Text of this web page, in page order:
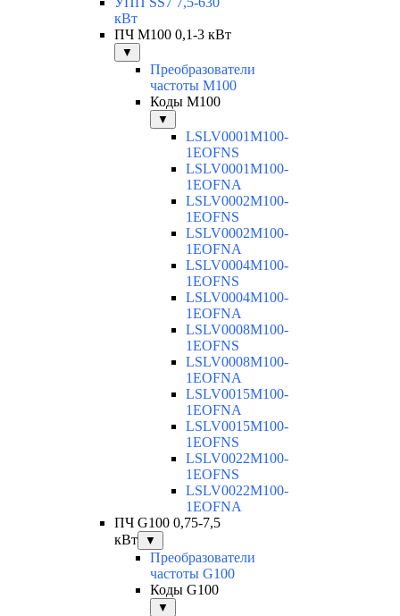
кВт
ПЧ M100 0,1-3 кВт
▼
Преобразователи
частоты M100
Коды M100
▼
LSLV0001M100-
1EOFNS
LSLV0001M100-
1EOFNA
LSLV0002M100-
1EOFNS
LSLV0002M100-
1EOFNA
LSLV0004M100-
1EOFNS
LSLV0004M100-
1EOFNA
LSLV0008M100-
1EOFNS
LSLV0008M100-
1EOFNA
LSLV0015M100-
1EOFNA
LSLV0015M100-
1EOFNS
LSLV0022M100-
1EOFNS
LSLV0022M100-
1EOFNA
ПЧ G100 0,75-7,5
кВт
▼
Преобразователи
частоты G100
Коды G100
▼